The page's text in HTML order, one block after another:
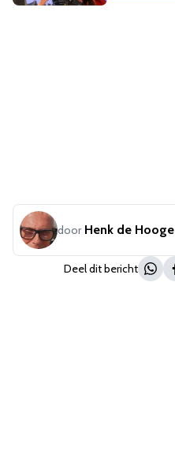
door Henk de Hooge
Deel dit bericht